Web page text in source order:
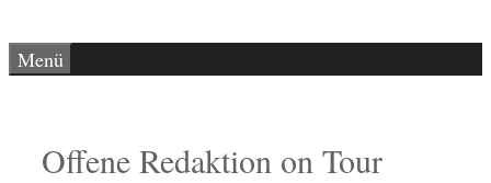
Menü
Offene Redaktion on Tour